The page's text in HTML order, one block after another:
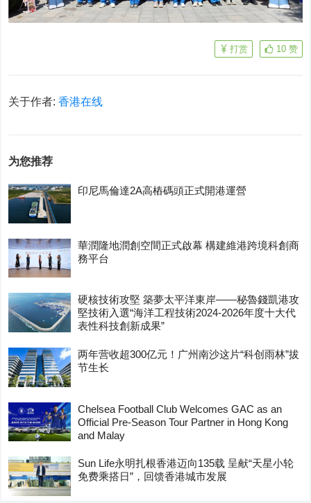
10 赞
打赏
关于作者:香港在线
为您推荐
印尼馬倫達2A高樁碼頭正式開港運營
華潤隆地潤創空間正式啟幕 構建維港跨境科創商
務平台
硬核技術攻堅 築夢太平洋東岸——秘魯錢凱港攻
堅技術入選“海洋工程技術2024-2026年度十大代
表性科技創新成果”
两年营收超300亿元！广州南沙这片“科创雨林”拔
节生长
Chelsea Football Club Welcomes GAC as an
Official Pre-Season Tour Partner in Hong Kong
and Malay
Sun Life永明扎根香港迈向135载 呈献“天星小轮
免费乘搭日”，回馈香港城市发展